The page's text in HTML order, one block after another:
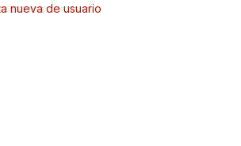
nueva de usuario